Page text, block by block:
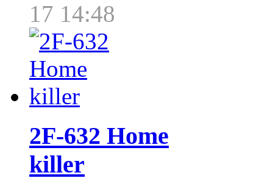
17 14:48
2F-632 Home
killer